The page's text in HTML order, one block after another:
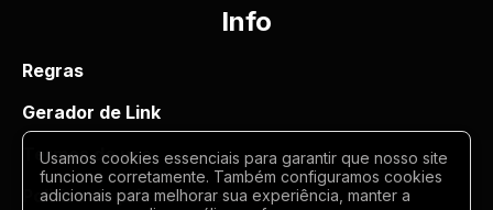
Info
Regras
Gerador de Link
Termos de uso
Politica de privacidade
Usamos cookies essenciais para garantir que nosso site
funcione corretamente. Também configuramos cookies
adicionais para melhorar sua experiência, manter a